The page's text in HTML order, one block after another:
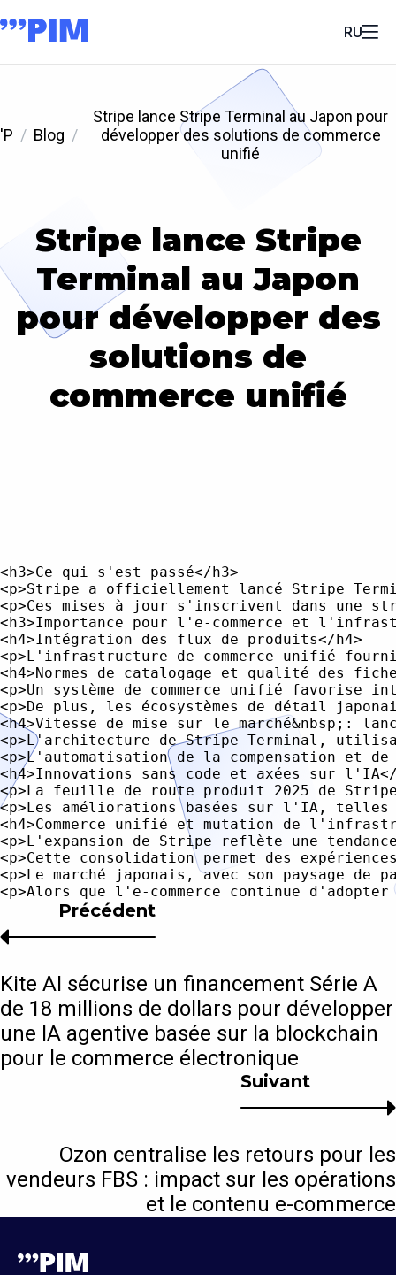
RU
'P Blog
Stripe lance Stripe Terminal au Japon pour
développer des solutions de commerce
unifié
Stripe lance Stripe
Terminal au Japon
pour développer des
solutions de
commerce unifié
<h3>Ce qui s'est passé</h3>
<p>Stripe a officiellement lancé Stripe
<p>Ces mises à jour s'inscrivent dans une
<h3>Importance pour l'e-commerce et
<h4>Intégration des flux de produits</h4>
<p>L'infrastructure de commerce unifié
<h4>Normes de catalogage et qualité des
<p>Un système de commerce unifié
<p>De plus, les écosystèmes de détail
<h4>Vitesse de mise sur le marché&nbsp;:
<p>L'architecture de Stripe Terminal,
<p>L'automatisation de la compensation et
<h4>Innovations sans code et axées sur l'IA</
<p>La feuille de route produit 2025 de
<p>Les améliorations basées sur l'IA, telles
<h4>Commerce unifié et mutation de
<p>L'expansion de Stripe reflète une
<p>Cette consolidation permet des
<p>Le marché japonais, avec son paysage
Suivant
Ozon centralise les retours pour les
vendeurs FBS : impact sur les opérations
et le contenu e-commerce
Précédent
Kite AI sécurise un financement Série A
de 18 millions de dollars pour développer
une IA agentive basée sur la blockchain
pour le commerce électronique